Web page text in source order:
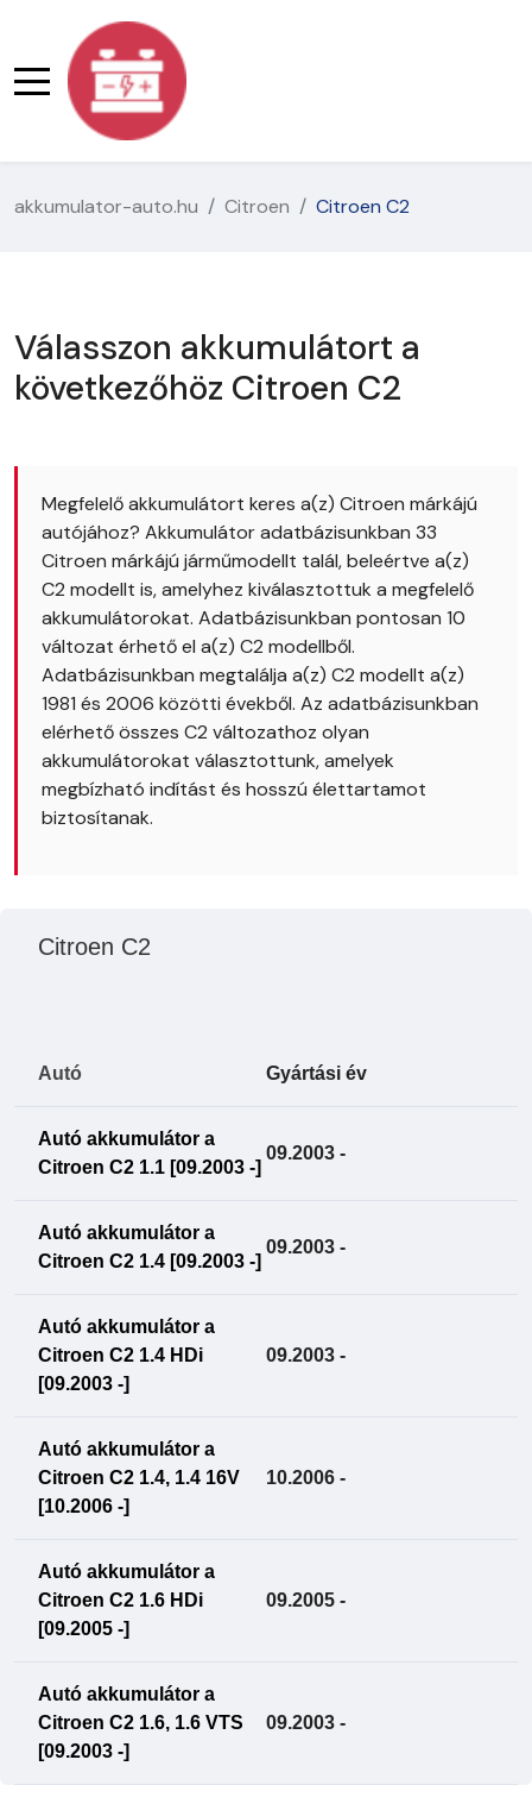
akkumulator-auto.hu Citroen Citroen C2
Válasszon akkumulátort a
következőhöz Citroen C2
Megfelelő akkumulátort keres a(z) Citroen márkájú
autójához? Akkumulátor adatbázisunkban 33
Citroen márkájú járműmodellt talál, beleértve a(z)
C2 modellt is, amelyhez kiválasztottuk a megfelelő
akkumulátorokat. Adatbázisunkban pontosan 10
változat érhető el a(z) C2 modellből.
Adatbázisunkban megtalálja a(z) C2 modellt a(z)
1981 és 2006 közötti évekből. Az adatbázisunkban
elérhető összes C2 változathoz olyan
akkumulátorokat választottunk, amelyek
megbízható indítást és hosszú élettartamot
biztosítanak.
Citroen C2
Autó Gyártási év
Autó akkumulátor a
Citroen C2 1.1 [09.2003 -]
09.2003 -
Autó akkumulátor a
Citroen C2 1.4 [09.2003 -]
09.2003 -
Autó akkumulátor a
Citroen C2 1.4 HDi
[09.2003 -]
09.2003 -
Autó akkumulátor a
Citroen C2 1.4, 1.4 16V
[10.2006 -]
10.2006 -
Autó akkumulátor a
Citroen C2 1.6 HDi
[09.2005 -]
09.2005 -
Autó akkumulátor a
Citroen C2 1.6, 1.6 VTS
[09.2003 -]
09.2003 -